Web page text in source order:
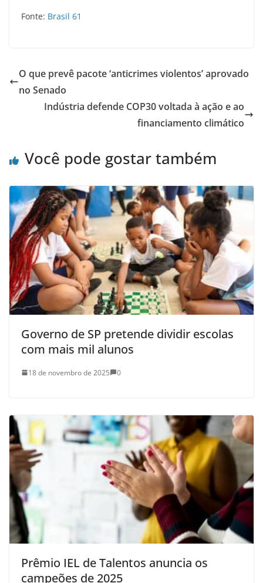
Fonte: Brasil 61
O que prevê pacote ‘anticrimes violentos’ aprovado
no Senado
Indústria defende COP30 voltada à ação e ao
financiamento climático
Você pode gostar também
Governo de SP pretende dividir escolas
com mais mil alunos
18 de novembro de 2025 0
Prêmio IEL de Talentos anuncia os
campeões de 2025